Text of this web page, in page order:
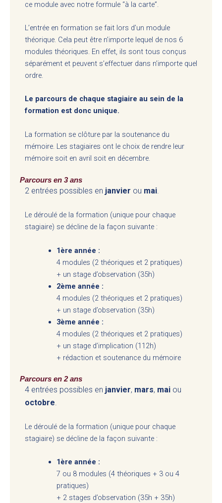
ce module avec notre formule “à la carte”.
L’entrée en formation se fait lors d’un module
théorique. Cela peut être n’importe lequel de nos 6
modules théoriques. En effet, ils sont tous conçus
séparément et peuvent s’effectuer dans n’importe quel
ordre.
Le parcours de chaque stagiaire au sein de la
formation est donc unique.
La formation se clôture par la soutenance du
mémoire. Les stagiaires ont le choix de rendre leur
mémoire soit en avril soit en décembre.
Parcours en 3 ans
2 entrées possibles en janvier ou mai.
Le déroulé de la formation (unique pour chaque
stagiaire) se décline de la façon suivante :
1ère année :
4 modules (2 théoriques et 2 pratiques)
+ un stage d’observation (35h)
2ème année :
4 modules (2 théoriques et 2 pratiques)
+ un stage d’observation (35h)
3ème année :
4 modules (2 théoriques et 2 pratiques)
+ un stage d’implication (112h)
+ rédaction et soutenance du mémoire
Parcours en 2 ans
4 entrées possibles en janvier, mars, mai ou
octobre
Le déroulé de la formation (unique pour chaque
stagiaire) se décline de la façon suivante :
1ère année :
7 ou 8 modules (4 théoriques + 3 ou 4
pratiques)
+ 2 stages d’observation (35h + 35h)